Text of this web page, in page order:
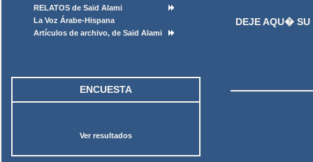
RELATOS de Saïd Alami
La Voz Árabe-Hispana
Artículos de archivo, de Saïd Alami
ENCUESTA
Ver resultados
DEJE AQU� SU